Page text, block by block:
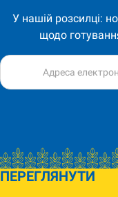
У нашій розсилці:
щодо
ПЕРЕГЛЯНУТИ